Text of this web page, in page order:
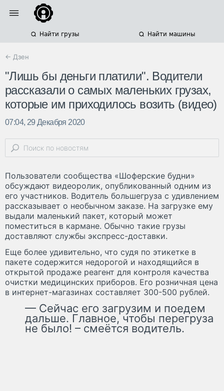
Найти грузы Найти машины
← Дзен
"Лишь бы деньги платили". Водители
рассказали о самых маленьких грузах,
которые им приходилось возить (видео)
07:04, 29 Декабря 2020
Пользователи сообщества «Шоферские будни»
обсуждают видеоролик, опубликованный одним из
его участников. Водитель большегруза с удивлением
рассказывает о необычном заказе. На загрузке ему
выдали маленький пакет, который может
поместиться в кармане. Обычно такие грузы
доставляют службы экспресс-доставки.
Еще более удивительно, что судя по этикетке в
пакете содержится недорогой и находящийся в
открытой продаже реагент для контроля качества
очистки медицинских приборов. Его розничная цена
в интернет-магазинах составляет 300-500 рублей.
— Сейчас его загрузим и поедем
дальше. Главное, чтобы перегруза
не было! – смеётся водитель.